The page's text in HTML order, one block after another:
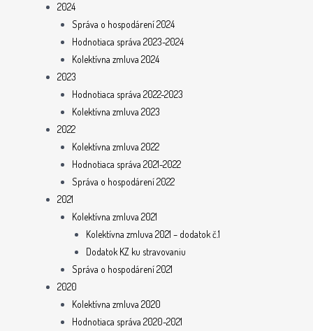
2024
Správa o hospodárení 2024
Hodnotiaca správa 2023-2024
Kolektívna zmluva 2024
2023
Hodnotiaca správa 2022-2023
Kolektívna zmluva 2023
2022
Kolektívna zmluva 2022
Hodnotiaca správa 2021-2022
Správa o hospodárení 2022
2021
Kolektívna zmluva 2021
Kolektívna zmluva 2021 – dodatok č.1
Dodatok KZ ku stravovaniu
Správa o hospodárení 2021
2020
Kolektívna zmluva 2020
Hodnotiaca správa 2020-2021